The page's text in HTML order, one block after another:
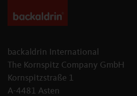
backaldrin International
The Kornspitz Company GmbH
Kornspitzstraße 1
A-4481 Asten